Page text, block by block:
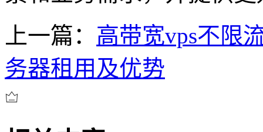
上一篇： 高带宽vps不限
务器租用及优势